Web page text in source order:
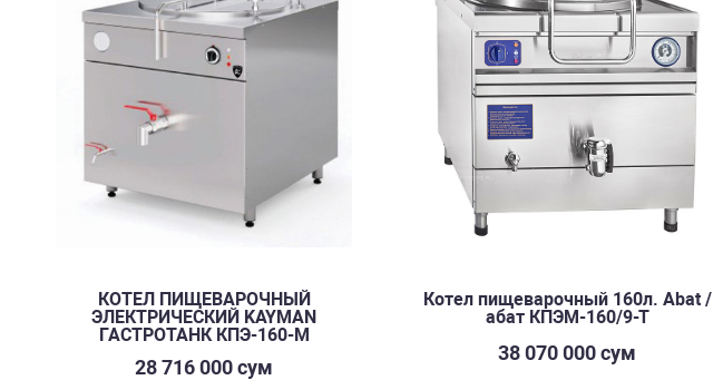
КOТЕЛ ПИЩЕВАРОЧНЫЙ
ЭЛЕКТРИЧЕСКИЙ KAYMAN
ГАСТРОТАНК КПЭ-160-М
28 716 000 сум
Котел пищеварочный 160л. Abat /
абат КПЭМ-160/9-Т
38 070 000 сум